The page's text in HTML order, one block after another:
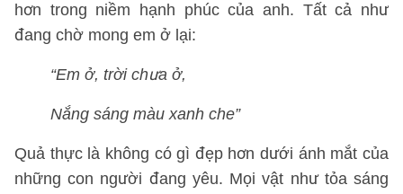
hơn trong niềm hạnh phúc của anh. Tất cả như
đang chờ mong em ở lại:
“Em ở, trời chưa ở,
Nắng sáng màu xanh che”
Quả thực là không có gì đẹp hơn dưới ánh mắt của
những con người đang yêu. Mọi vật như tỏa sáng